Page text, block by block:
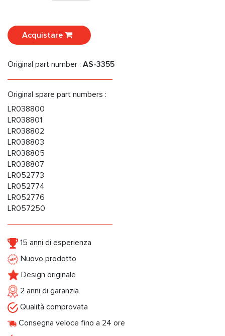
Acquistare
Original part number : AS-3355
Original spare part numbers :
LR038800
LR038801
LR038802
LR038803
LR038805
LR038807
LR052773
LR052774
LR052776
LR057250
15 anni di esperienza
Nuovo prodotto
Design originale
2 anni di garanzia
Qualità comprovata
Consegna veloce fino a 24 ore